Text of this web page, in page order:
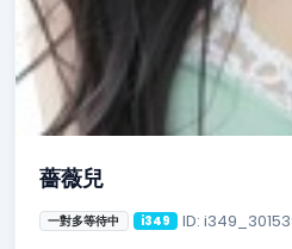
薔薇兒
一對多等待中 i349 ID: